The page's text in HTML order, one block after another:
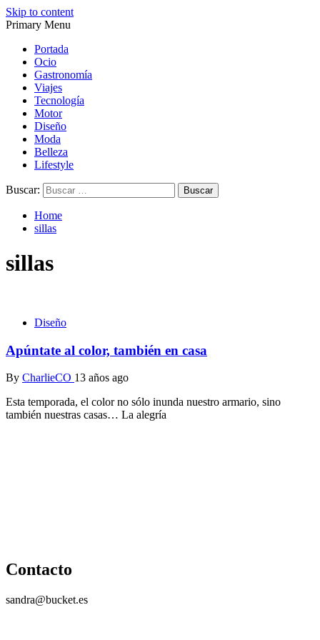
Skip to content
diseño…
diseño…
Primary Menu
Portada
Ocio
Gastronomía
Viajes
Tecnología
Motor
Diseño
Moda
Belleza
Lifestyle
Buscar:
Home
sillas
sillas
Diseño
Apúntate al color, también en casa
By CharlieCO 13 años ago
Esta temporada, el color no sólo inunda nuestro armario, sino
también nuestras casas… La alegría
Contacto
sandra@bucket.es